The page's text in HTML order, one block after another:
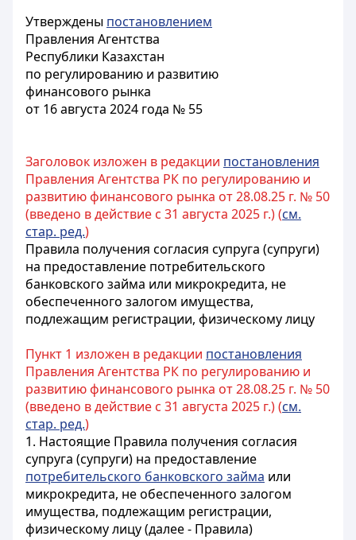
Утверждены постановлением
Правления Агентства
Республики Казахстан
по регулированию и развитию
финансового рынка
от 16 августа 2024 года № 55
Заголовок изложен в редакции постановления
Правления Агентства РК по регулированию и
развитию финансового рынка от 28.08.25 г. № 50
(введено в действие с 31 августа 2025 г.) (см.
стар. ред.)
Правила получения согласия супруга (супруги)
на предоставление потребительского
банковского займа или микрокредита, не
обеспеченного залогом имущества,
подлежащим регистрации, физическому лицу
Пункт 1 изложен в редакции постановления
Правления Агентства РК по регулированию и
развитию финансового рынка от 28.08.25 г. № 50
(введено в действие с 31 августа 2025 г.) (см.
стар. ред.)
1. Настоящие Правила получения согласия
супруга (супруги) на предоставление
потребительского банковского займа или
микрокредита, не обеспеченного залогом
имущества, подлежащим регистрации,
физическому лицу (далее - Правила)